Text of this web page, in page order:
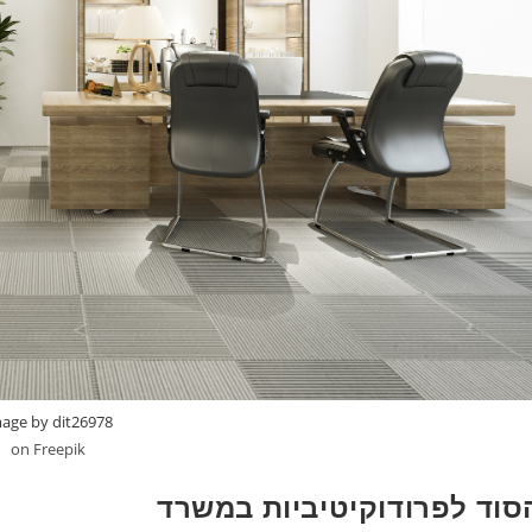
by dit26978
on Freepik
לפרודוקיטיביות במשרד